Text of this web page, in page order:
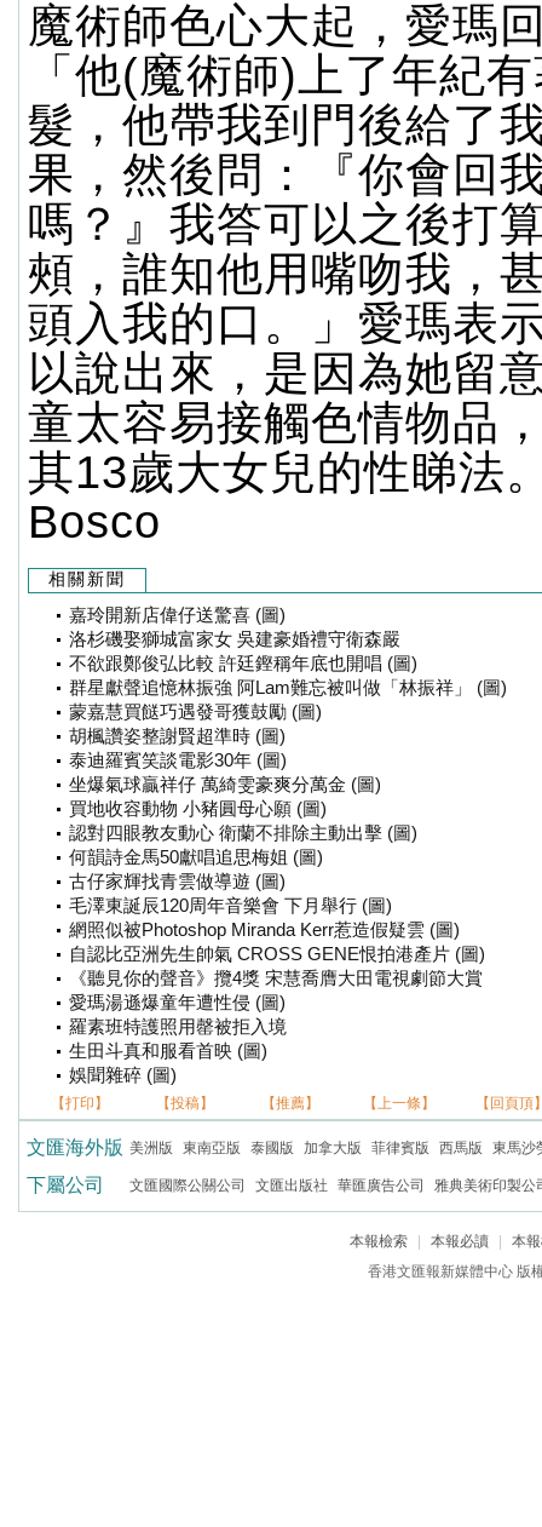
魔術師色心大起，愛瑪
「他(魔術師)上了年紀
髮，他帶我到門後給了
果，然後問：『你會回
嗎？』我答可以之後打
頰，誰知他用嘴吻我，
頭入我的口。」愛瑪表
以說出來，是因為她留
童太容易接觸色情物品
其13歲大女兒的性睇
Bosco
相關新聞
嘉玲開新店偉仔送驚喜 (圖)
洛杉磯娶獅城富家女 吳建豪婚禮守衛森嚴
不欲跟鄭俊弘比較 許廷鏗稱年底也開唱 (圖)
群星獻聲追憶林振強 阿Lam難忘被叫做「林振祥」 (圖)
蒙嘉慧買餸巧遇發哥獲鼓勵 (圖)
胡楓讚姿整謝賢超準時 (圖)
泰迪羅賓笑談電影30年 (圖)
坐爆氣球贏祥仔 萬綺雯豪爽分萬金 (圖)
買地收容動物 小豬圓母心願 (圖)
認對四眼教友動心 衛蘭不排除主動出擊 (圖)
何韻詩金馬50獻唱追思梅姐 (圖)
古仔家輝找青雲做導遊 (圖)
毛澤東誕辰120周年音樂會 下月舉行 (圖)
網照似被Photoshop Miranda Kerr惹造假疑雲 (圖)
自認比亞洲先生帥氣 CROSS GENE恨拍港產片 (圖)
《聽見你的聲音》攬4獎 宋慧喬膺大田電視劇節大賞
愛瑪湯遜爆童年遭性侵 (圖)
羅素班特護照用罄被拒入境
生田斗真和服看首映 (圖)
娛聞雜碎 (圖)
【打印】 【投稿】 【推薦】 【上一條】 【回頁頂
文匯海外版 美洲版 東南亞版 泰國版 加拿大版 菲律賓版 西馬版 東馬沙
下屬公司 文匯國際公關公司 文匯出版社 華匯廣告公司 雅典美術印製公
本報檢索 本報必讀
本
香港文匯報新媒體中心 版